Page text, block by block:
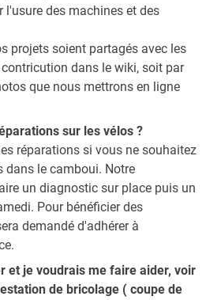
l'usure des machines et des
projets soient partagés avec les
dans le wiki, soit par
que nous mettrons en ligne
sur les vélos ?
réparations si vous ne souhaitez
dans le camboui. Notre
un diagnostic sur place puis un
Pour bénéficier des
demandé d'adhérer à
et je voudrais me faire aider, voir
de bricolage ( coupe de